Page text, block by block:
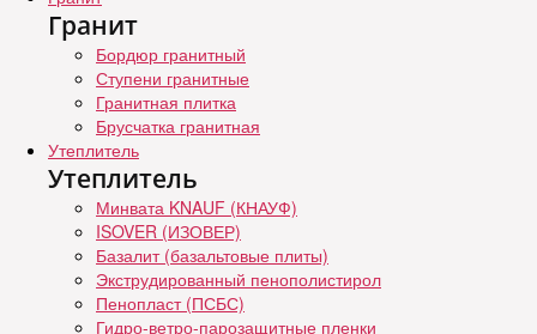
Гранит
Бордюр гранитный
Ступени гранитные
Гранитная плитка
Брусчатка гранитная
Утеплитель
Утеплитель
Минвата KNAUF (КНАУФ)
ISOVER (ИЗОВЕР)
Базалит (базальтовые плиты)
Экструдированный пенополистирол
Пенопласт (ПСБС)
Гидро-ветро-парозащитные пленки